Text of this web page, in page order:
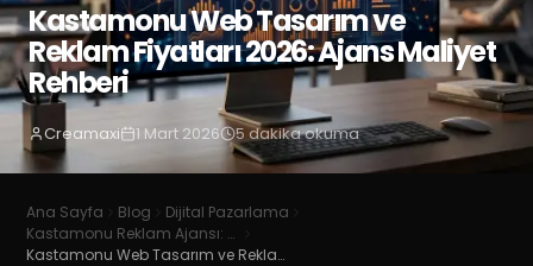
Kastamonu Web Tasarım ve
Reklam Fiyatları 2026: Ajans Maliyet
Rehberi
Creamaxi 1 Mart 2026 5dakika okuma
Ana Sayfa Blog
Dijital Pazarlama
Kastamonu Reklam Ajansı: Yerel SEO ve Marka Büyüme Rehberi
Kastamonu Web Tasarım ve Reklam Fiyatları 2026: Ajans Maliyet Rehberi